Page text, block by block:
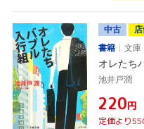
中古
書籍
文庫
オレたち
池井戸潤
¥220円
定価より